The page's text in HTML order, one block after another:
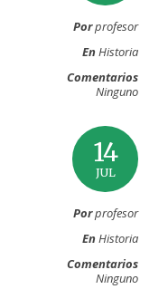
Porprofesor
EnHistoria
Comentarios
Ninguno
14
JUL
Porprofesor
EnHistoria
Comentarios
Ninguno